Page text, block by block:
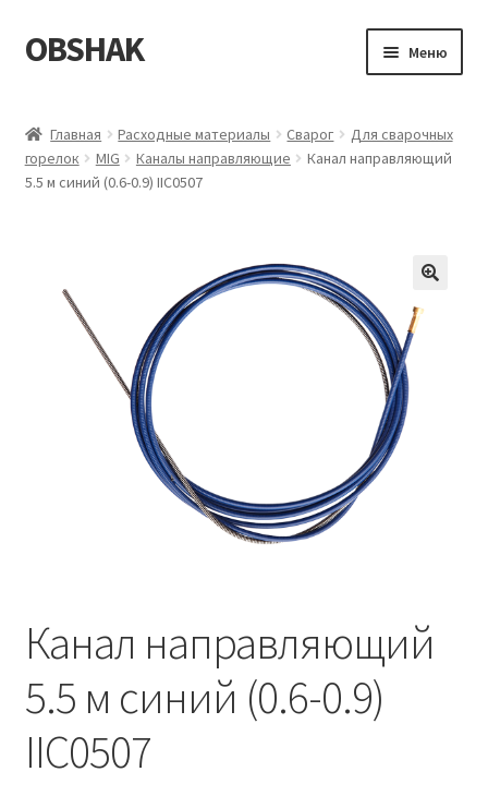
Перейти
к
Перейти
к
OBSHAK Меню
Категории
Мой аккаунт
Оформление заказа
Пример страницы
Главная Расходные материалы Сварог
Для сварочных
горелок
MIG Каналы направляющие
Канал направляющий
5.5 м синий (0.6-0.9) IIC0507
Канал направляющий
5.5 м синий (0.6-0.9)
IIC0507